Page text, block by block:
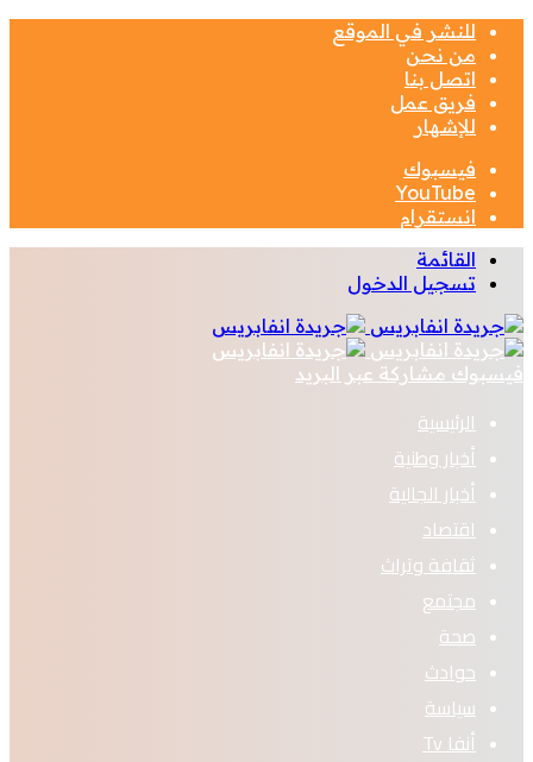
للنشر في الموقع
من نحن
اتصل بنا
فريق عمل
للإشهار
فيسبوك
‫YouTube
انستقرام
القائمة
تسجيل الدخول
فيسبوك مشاركة عبر البريد
الرئيسية
أخبار وطنية
أخبار الجالية
اقتصاد
ثقافة وتراث
مجتمع
صحة
حوادث
سياسة
أنفا Tv